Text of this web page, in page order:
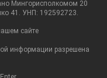
Мингорисполкомом 20
41. УНП: 192592723.
сайте
информации разрешена